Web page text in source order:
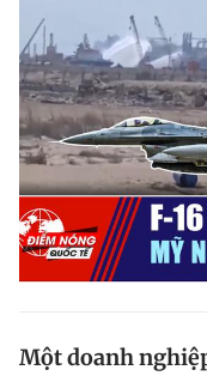
Tin thị trường
Video
Sản phẩm khác
Tiện ích
Thông tin tòa
Đăng xuất
Một doanh